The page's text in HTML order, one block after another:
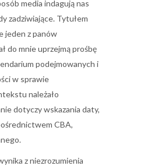
media indagują nas
zadziwiające. Tytułem
jeden z panów
do mnie uprzejmą prośbę
podejmowanych i
w sprawie
należało
dotyczy wskazania daty,
CBA,
z niezrozumienia